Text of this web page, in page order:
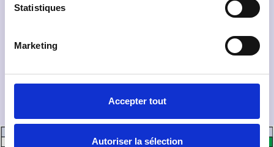
Statistiques
Marketing
Accepter tout
Autoriser la sélection
que les informations saisies fassent l’objet d’un traitement aux fins
recontacter.
Envoyer